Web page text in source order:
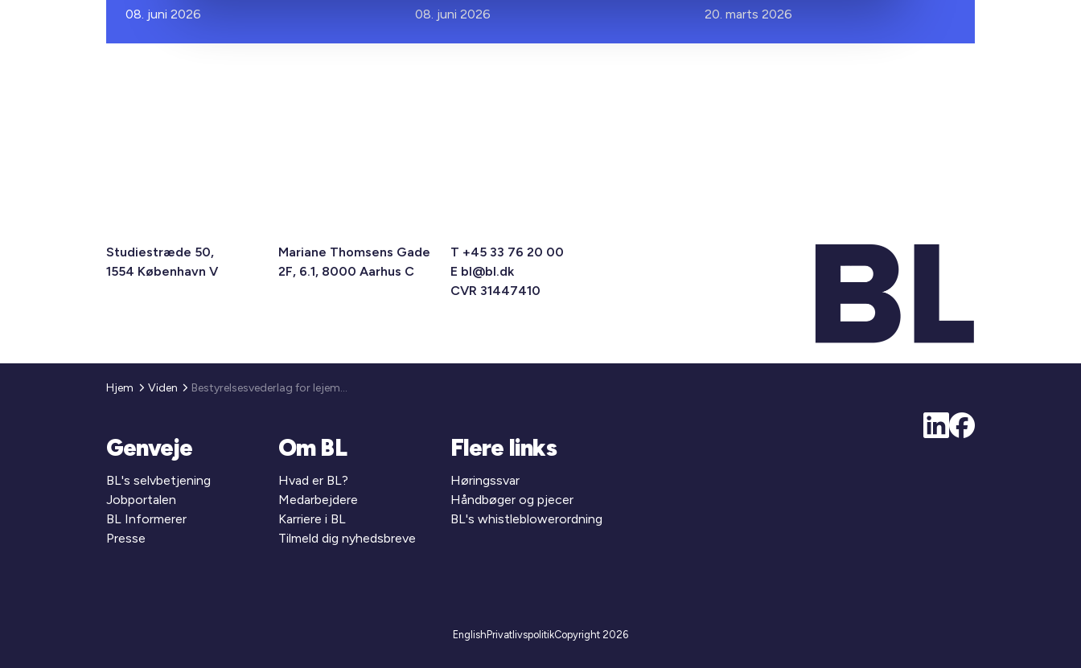
08. juni 2026 08. juni 2026 20. marts 2026
Studiestræde 50,
1554 København V
Mariane Thomsens Gade
2F, 6.1, 8000 Aarhus C
T +45 33 76 20 00
E bl@bl.dk
CVR 31447410
Hjem Viden Bestyrelsesvederlag for lejemålsenheder i drift (2011)
Genveje
BL's selvbetjening
Jobportalen
BL Informerer
Presse
Om BL
Hvad er BL?
Medarbejdere
Karriere i BL
Tilmeld dig nyhedsbreve
Flere links
Høringssvar
Håndbøger og pjecer
BL's whistleblowerordning
EnglishPrivatlivspolitikCopyright 2026